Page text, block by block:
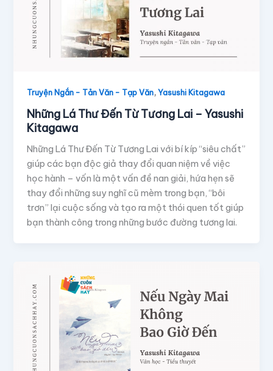
Truyện Ngắn - Tản Văn - Tạp Văn,Yasushi Kitagawa
Những Lá Thư Đến Từ Tương Lai – Yasushi
Kitagawa
Những Lá Thư Đến Từ Tương Lai với bí kíp “siêu chất”
giúp các bạn độc giả thay đổi quan niệm về việc
học hành – vốn là một vấn đề nan giải, hứa hẹn sẽ
thay đổi những suy nghĩ cũ mèm trong bạn, “bôi
trơn” lại cuộc sống và tạo ra một thói quen tốt giúp
bạn thành công trong những bước đường tương lai.